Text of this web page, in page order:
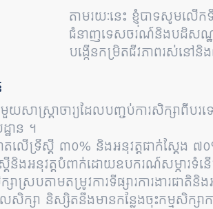
តាមរយៈនេះ ខ្ញុំបាទសូមល
ជំនាញទេសចរណ៍និងបដិសណ្ឋា
បង្កើនកម្រិតជីវភាពរស់នៅនិ
មួយសាស្ត្រាចារ្យដែលបញ្ចប់ការសិក្សាពី
ាន ។
តលើទ្រឹស្តី ៣០% និងអនុវត្តជាក់ស្តែង ៧
តីនិងអនុវត្តបំពាក់ដោយឧបករណ៍សម្ភារទំន
សាស្របតាមតម្រូវការទីផ្សារការងារជាតិនិង
សិក្សា និស្សិតនឹងមានកន្លែងចុះកម្មសិក្ស